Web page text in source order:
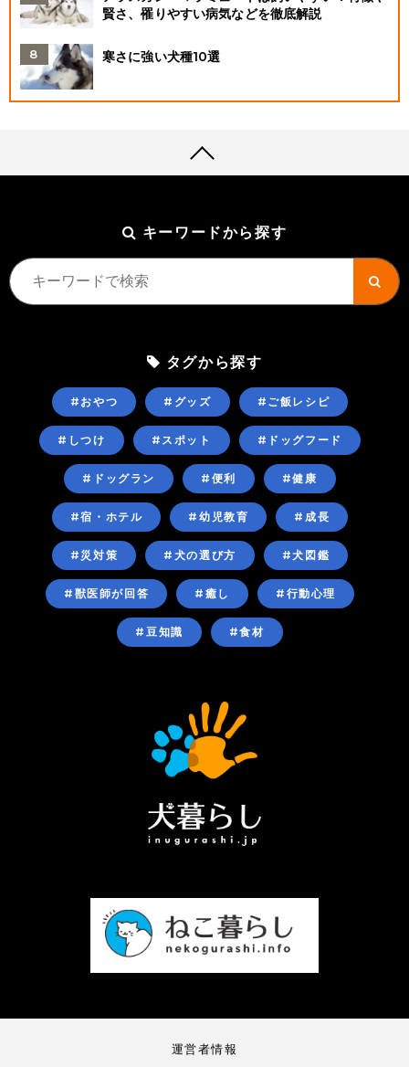
賢さ、罹りやすい病気などを徹底解説
寒さに強い犬種10選
キーワードから探す
タグから探す
#おやつ #グッズ #ご飯レシピ
#しつけ #スポット #ドッグフード
#ドッグラン #便利 #健康
#宿・ホテル #幼児教育 #成長
#災対策 #犬の選び方 #犬図鑑
#獣医師が回答 #癒し #行動心理
#豆知識 #食材
運営者情報